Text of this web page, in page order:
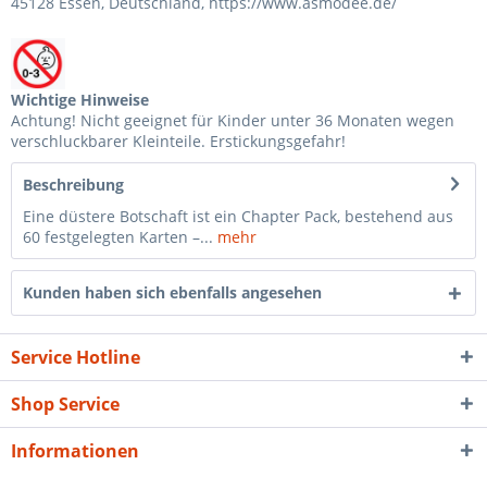
Wichtige Hinweise
Achtung! Nicht geeignet für Kinder unter 36 Monaten wegen
verschluckbarer Kleinteile. Erstickungsgefahr!
Beschreibung
Eine düstere Botschaft ist ein Chapter Pack, bestehend aus
60 festgelegten Karten –... mehr
Kunden haben sich ebenfalls angesehen
Service Hotline
Shop Service
Informationen